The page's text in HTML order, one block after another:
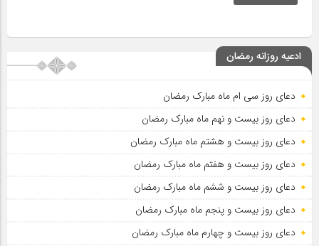
ادعیه روزانه رمضان
دعای روز سی ام ماه مبارک رمضان
دعای روز بیست و نهم ماه مبارک رمضان
دعای روز بیست و هشتم ماه مبارک رمضان
دعای روز بیست و هفتم ماه مبارک رمضان
دعای روز بیست و ششم ماه مبارک رمضان
دعای روز بیست و پنجم ماه مبارک رمضان
دعای روز بیست و چهارم ماه مبارک رمضان